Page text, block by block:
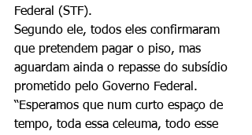
Federal (STF).
Segundo ele, todos eles confirmaram
que pretendem pagar o piso, mas
aguardam ainda o repasse do subsídio
prometido pelo Governo Federal.
“Esperamos que num curto espaço de
tempo, toda essa celeuma, todo esse